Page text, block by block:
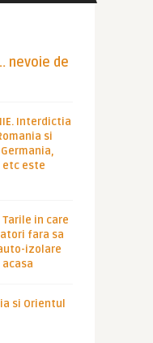
nevoie de
Interdictia
si
etc este
Tarile in care
fara sa
izolare
si Orientul